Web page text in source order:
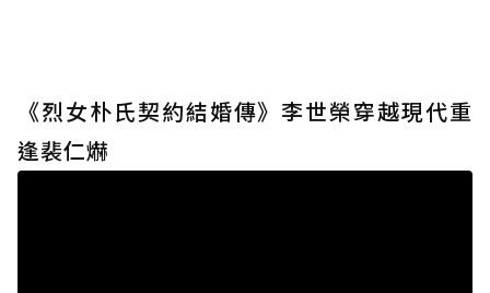
《烈女朴氏契約結婚傳》李世榮穿越現代重
逢裴仁爀